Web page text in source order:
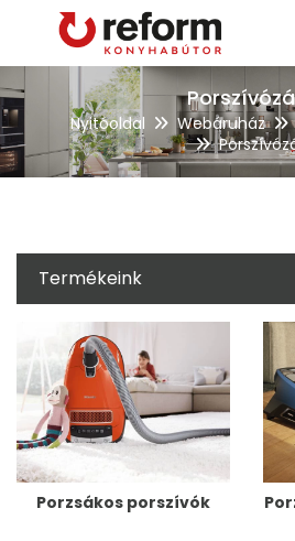
Nyitóoldal Webáruház
Termékeink
Porzsákos porszívók